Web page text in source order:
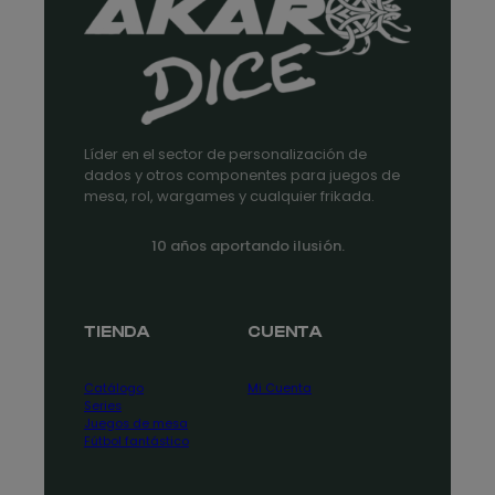
Líder en el sector de personalización de
dados y otros componentes para juegos de
mesa, rol, wargames y cualquier frikada.
10 años aportando ilusión.
TIENDA
Catálogo
Series
Juegos de mesa
Fútbol fantástico
CUENTA
Mi Cuenta